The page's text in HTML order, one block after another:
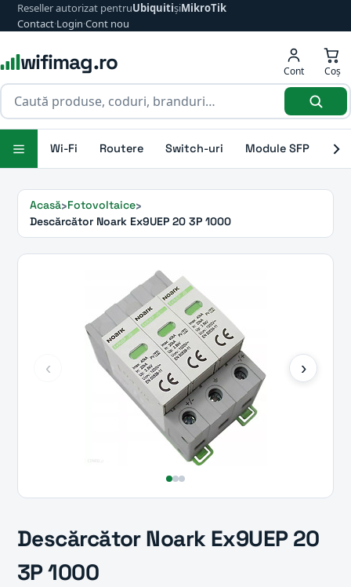
Reseller autorizat pentruUbiquitișiMikroTik
Contact·Login·Cont nou
wifimag.ro Cont Coș
Wi-Fi Routere Switch-uri Module SFP
Acasă Fotovoltaice
Descărcător Noark Ex9UEP 20 3P 1000
‹ ›
Descărcător Noark Ex9UEP 20
3P 1000